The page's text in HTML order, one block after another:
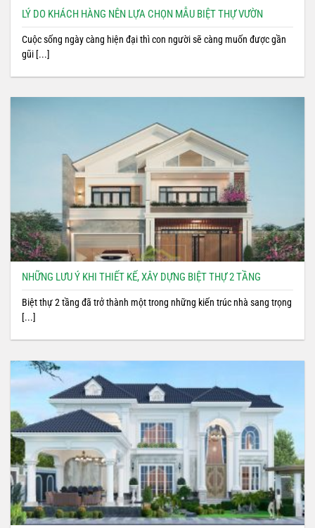
LÝ DO KHÁCH HÀNG NÊN LỰA CHỌN MẪU BIỆT THỰ VƯỜN
Cuộc sống ngày càng hiện đại thì con người sẽ càng muốn được gần
gũi [...]
NHỮNG LƯU Ý KHI THIẾT KẾ, XÂY DỰNG BIỆT THỰ 2 TẦNG
Biệt thự 2 tầng đã trở thành một trong những kiến trúc nhà sang trọng
[...]